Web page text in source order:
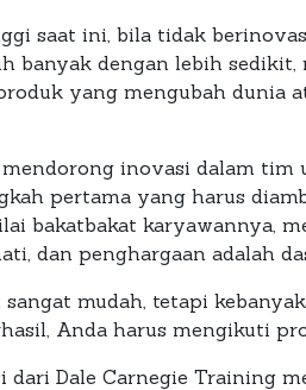
saat ini, bila tidak
banyak dengan lebih
yang mengubah dunia
inovasi dalam tim
pertama yang harus
bakatbakat karyawannya,
dan penghargaan adalah
mudah, tetapi
Anda harus mengikuti
Dale Carnegie Training